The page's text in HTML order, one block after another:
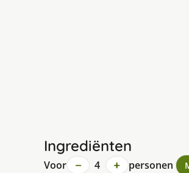
Ingrediënten
Voor − 4 + personen